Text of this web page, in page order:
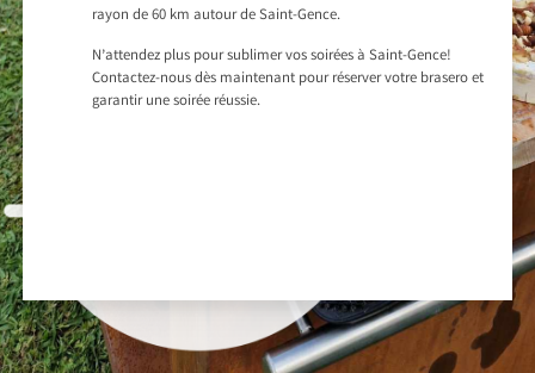
rayon de 60 km autour de Saint-Gence.
N’attendez plus pour sublimer vos soirées à Saint-Gence!
Contactez-nous dès maintenant pour réserver votre brasero et
garantir une soirée réussie.